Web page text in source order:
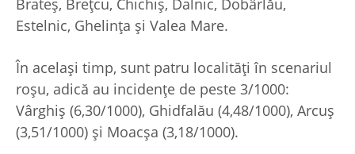
Estelnic, Ghelința și Valea Mare.
În același timp, sunt patru localități în scenariul
roșu, adică au incidențe de peste 3/1000:
Vârghiș (6,30/1000), Ghidfalău (4,48/1000), Arcuș
(3,51/1000) și Moacșa (3,18/1000).